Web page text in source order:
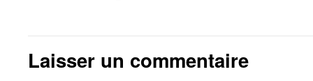
Laisser un commentaire